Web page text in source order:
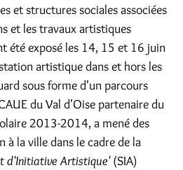
et structures sociales associées
et les travaux artistiques
été exposé les 14, 15 et 16 juin
artistique dans et hors les
sous forme d'un parcours
du Val d'Oise partenaire du
2013-2014, a mené des
à la ville dans le cadre de la
d'Initiative Artistique'(SIA)